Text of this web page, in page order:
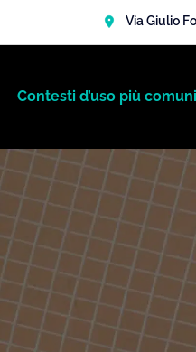
Via Giulio
Contesti d’uso più comuni